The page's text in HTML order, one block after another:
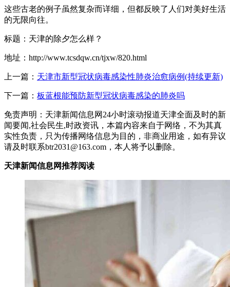
这些古老的例子虽然复杂而详细，但都反映了人们对美好生活
的无限向往。
标题：天津的除夕怎么样？
地址：http://www.tcsdqw.cn/tjxw/820.html
上一篇： 天津市新型冠状病毒感染性肺炎治愈病例(持续更新)
下一篇： 板蓝根能预防新型冠状病毒感染的肺炎吗
免责声明：天津新闻信息网24小时滚动报道天津全面及时的新
闻要闻,社会民生,时政资讯，本篇内容来自于网络，不为其真
实性负责，只为传播网络信息为目的，非商业用途，如有异议
请及时联系btr2031@163.com，本人将予以删除。
天津新闻信息网推荐阅读